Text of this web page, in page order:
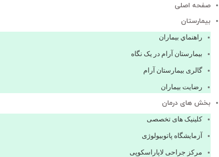
صفحه اصلی
بيمارستان
راهنماي بیماران
بیمارستان آرام در یک نگاه
گالری بیمارستان آرام
رضایت بیماران
بخش های درمان
کلینیک های تخصصی
آزمایشگاه پاتوبیولوژی
مرکز جراحی لاپاراسکوپی